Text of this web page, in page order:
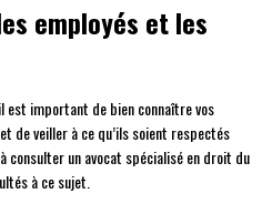
employés et les
est important de bien connaître vos
de veiller à ce qu’ils soient respectés
consulter un avocat spécialisé en droit du
à ce sujet.